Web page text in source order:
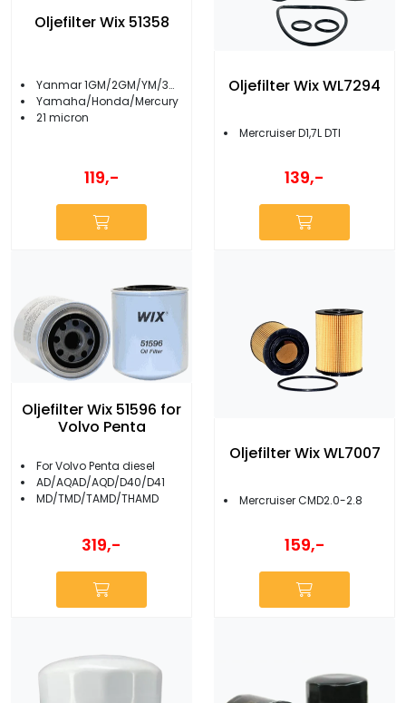
Oljefilter Wix 51358
Yanmar 1GM/2GM/YM/3GM/YM
Yamaha/Honda/Mercury
21 micron
119,-
Oljefilter Wix WL7294
Mercruiser D1,7L DTI
139,-
Oljefilter Wix 51596 for
Volvo Penta
For Volvo Penta diesel
AD/AQAD/AQD/D40/D41
MD/TMD/TAMD/THAMD
319,-
Oljefilter Wix WL7007
Mercruiser CMD2.0-2.8
159,-